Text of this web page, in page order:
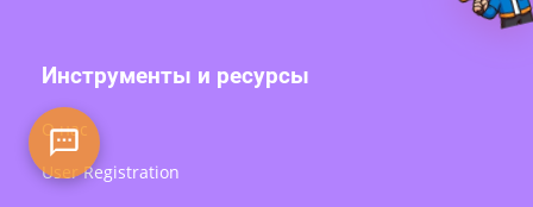
Инструменты и ресурсы
О нас
User Registration